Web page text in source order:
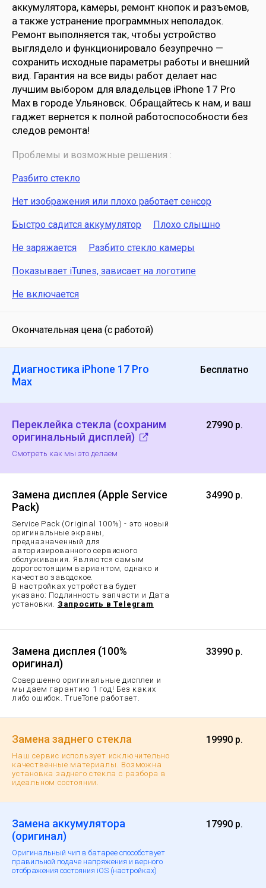
аккумулятора, камеры, ремонт кнопок и разъемов,
а также устранение программных неполадок.
Ремонт выполняется так, чтобы устройство
выглядело и функционировало безупречно —
сохранить исходные параметры работы и внешний
вид. Гарантия на все виды работ делает нас
лучшим выбором для владельцев iPhone 17 Pro
Max в городе Ульяновск. Обращайтесь к нам, и ваш
гаджет вернется к полной работоспособности без
следов ремонта!
Проблемы и возможные решения :
Разбито стекло
Нет изображения или плохо работает сенсор
Быстро садится аккумулятор Плохо слышно
Не заряжается Разбито стекло камеры
Показывает iTunes, зависает на логотипе
Не включается
Окончательная цена (с работой)
Диагностика iPhone 17 Pro
Max
Бесплатно
Переклейка стекла (сохраним
оригинальный дисплей)
Смотреть как мы это делаем
27990 р.
Замена дисплея (Apple Service
Pack)
Service Pack (Original 100%) - это новый
оригинальные экраны,
предназначенный для
авторизированного сервисного
обслуживания. Являются самым
дорогостоящим вариантом, однако и
качество заводское.
В настройках устройства будет
указано: Подлинность запчасти и Дата
установки. Запросить в Telegram
34990 р.
Замена дисплея (100%
оригинал)
Совершенно оригинальные дисплеи и
мы даем гарантию 1 год! Без каких
либо ошибок. TrueTone работает.
33990 р.
Замена заднего стекла
Наш сервис использует исключительно
качественные материалы. Возможна
установка заднего стекла с разбора в
идеальном состоянии.
19990 р.
Замена аккумулятора
(оригинал)
Оригинальный чип в батарее способствует
правильной подаче напряжения и верного
отображения состояния iOS (настройках)
17990 р.